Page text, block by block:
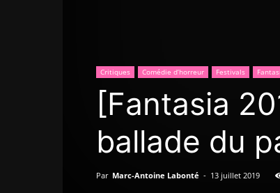
Critiques Comédie d’horreur Festivals
[Fantasia
ballade du
Par Marc-Antoine Labonté - 13 juillet 2019